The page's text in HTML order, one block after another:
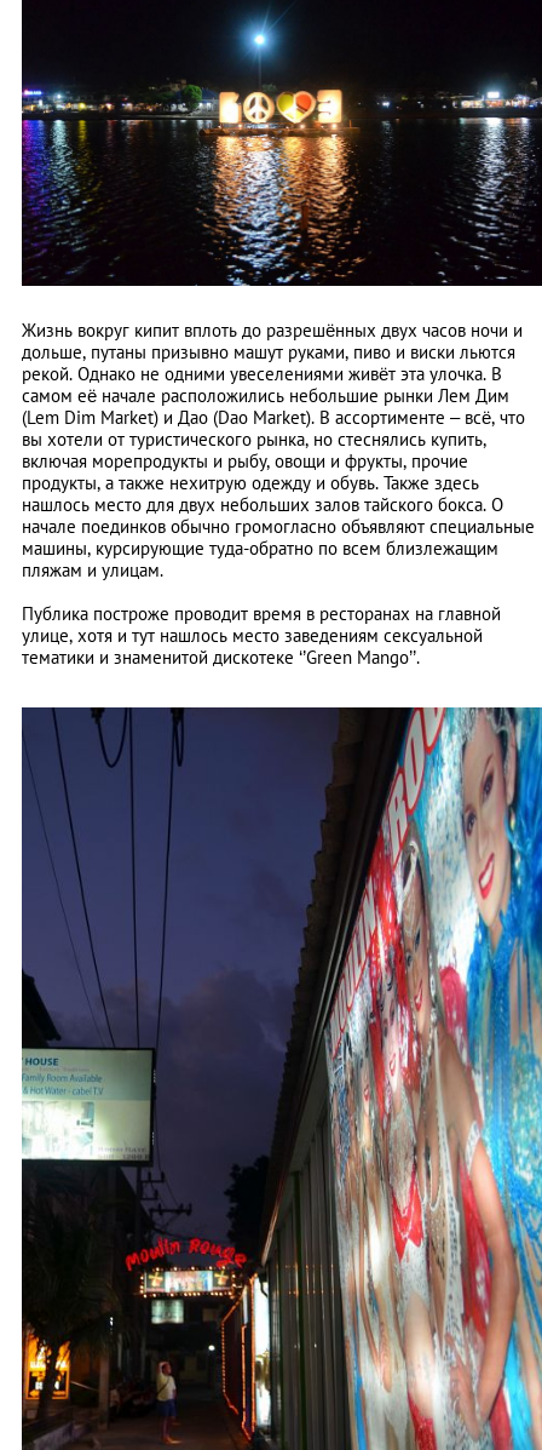
Жизнь вокруг кипит вплоть до разрешённых двух часов ночи и
дольше, путаны призывно машут руками, пиво и виски льются
рекой. Однако не одними увеселениями живёт эта улочка. В
самом её начале расположились небольшие рынки Лем Дим
(Lem Dim Market) и Дао (Dao Market). В ассортименте – всё, что
вы хотели от туристического рынка, но стеснялись купить,
включая морепродукты и рыбу, овощи и фрукты, прочие
продукты, а также нехитрую одежду и обувь. Также здесь
нашлось место для двух небольших залов тайского бокса. О
начале поединков обычно громогласно объявляют специальные
машины, курсирующие туда-обратно по всем близлежащим
пляжам и улицам.
Публика построже проводит время в ресторанах на главной
улице, хотя и тут нашлось место заведениям сексуальной
тематики и знаменитой дискотеке ‘’Green Mango’’.